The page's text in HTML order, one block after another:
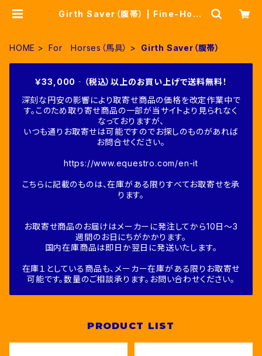
Girth Saver（腹帯） | Fine-Hors
HOME For Horses（馬具） Girth Saver（腹帯）
￥33,000‐（税込）以上のお買い上げで送料無料！
深刻な円安の影響により取寄せ商品の価格を改定作業中で
す。このため取り寄せ商品の一部が当サイトより見られなく
なっておりますが、
いつも通りお取寄せは可能ですのでお探しのものがあれば
お問合せください。
https://www.equestro.com/en-it
こちらに記載のものは、在庫がある限りすべてお取寄せを承
ります。
お取寄せ商品のお届けはメーカーに発注してから10日～3
週間のお日にちがかかります。
国内在庫商品は即日か翌日に発送いたします。
在庫１としている商品も、メーカー在庫がある限りお取寄せ
可能です。数量のご相談承ります。お問い合わせください。
PRODUCT LIST